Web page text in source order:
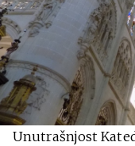
Unutrašnjost